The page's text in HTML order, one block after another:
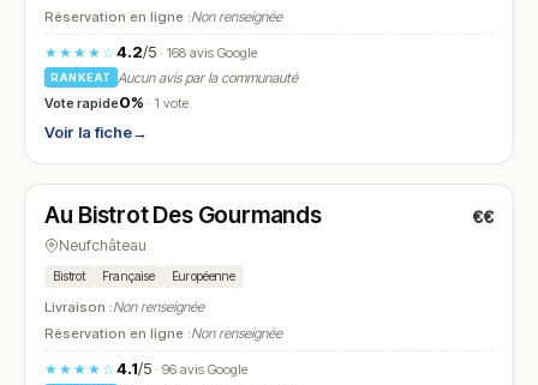
Réservation en ligne :Non renseignée
★★★★☆4.2/5· 168 avis Google
RANKEAT
Aucun avis par la communauté
Vote rapide0% · 1 vote
Voir la fiche→
N° 26
Au Bistrot Des Gourmands €€
Neufchâteau
Bistrot Française Européenne
Livraison :Non renseignée
Réservation en ligne :Non renseignée
★★★★☆4.1/5· 96 avis Google